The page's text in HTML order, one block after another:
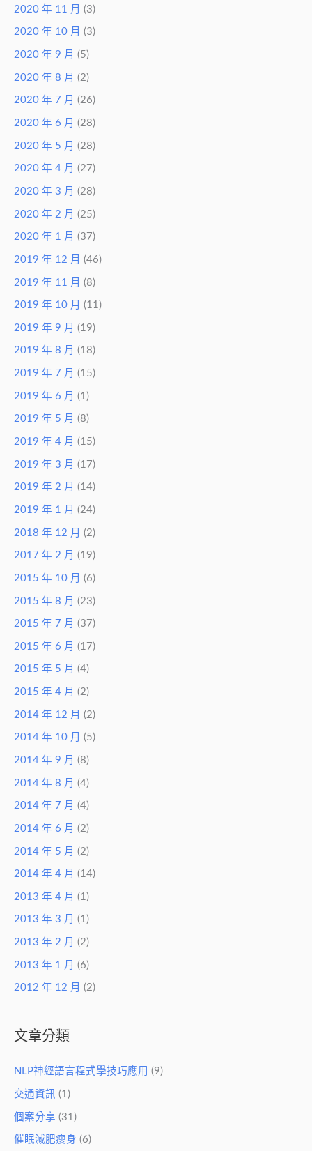
2020 年 11 月 (3)
2020 年 10 月 (3)
2020 年 9 月 (5)
2020 年 8 月 (2)
2020 年 7 月 (26)
2020 年 6 月 (28)
2020 年 5 月 (28)
2020 年 4 月 (27)
2020 年 3 月 (28)
2020 年 2 月 (25)
2020 年 1 月 (37)
2019 年 12 月 (46)
2019 年 11 月 (8)
2019 年 10 月 (11)
2019 年 9 月 (19)
2019 年 8 月 (18)
2019 年 7 月 (15)
2019 年 6 月 (1)
2019 年 5 月 (8)
2019 年 4 月 (15)
2019 年 3 月 (17)
2019 年 2 月 (14)
2019 年 1 月 (24)
2018 年 12 月 (2)
2017 年 2 月 (19)
2015 年 10 月 (6)
2015 年 8 月 (23)
2015 年 7 月 (37)
2015 年 6 月 (17)
2015 年 5 月 (4)
2015 年 4 月 (2)
2014 年 12 月 (2)
2014 年 10 月 (5)
2014 年 9 月 (8)
2014 年 8 月 (4)
2014 年 7 月 (4)
2014 年 6 月 (2)
2014 年 5 月 (2)
2014 年 4 月 (14)
2013 年 4 月 (1)
2013 年 3 月 (1)
2013 年 2 月 (2)
2013 年 1 月 (6)
2012 年 12 月 (2)
文章分類
NLP神經語言程式學技巧應用 (9)
交通資訊 (1)
個案分享 (31)
催眠減肥瘦身 (6)